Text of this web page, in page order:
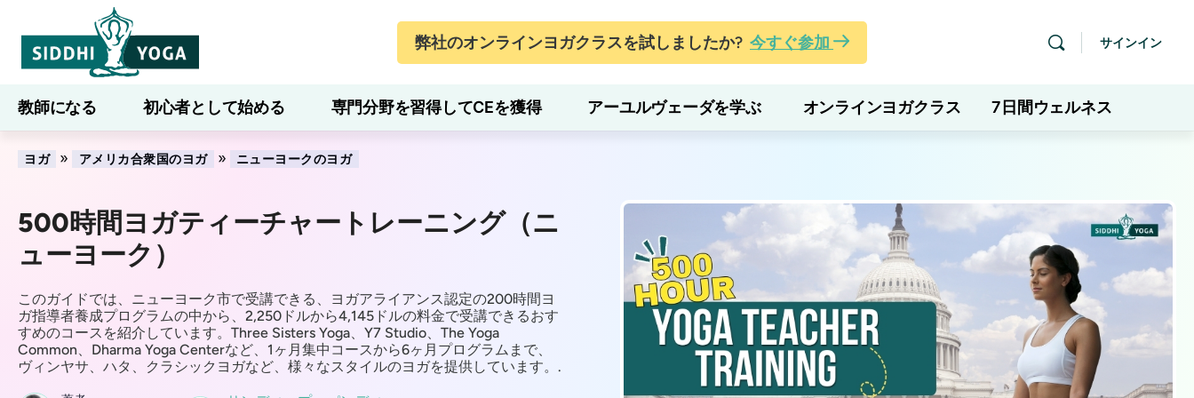
弊社のオンラインヨガクラスを試しましたか? 今すぐ参加 サインイン
教師になる 初心者として始める 専門分野を習得してCEを獲得 アーユルヴェーダを学ぶ オンラインヨガクラス 7日間ウェルネス
ブログ 学ぶ
ヨガ » アメリカ合衆国のヨガ » ニューヨークのヨガ
500時間ヨガティーチャートレーニング（ニ
ューヨーク）
このガイドでは、ニューヨーク市で受講できる、ヨガアライアンス認定の200時間ヨ
ガ指導者養成プログラムの中から、2,250ドルから4,145ドルの料金で受講できるおす
すめのコースを紹介しています。Three Sisters Yoga、Y7 Studio、The Yoga
Common、Dharma Yoga Centerなど、1ヶ月集中コースから6ヶ月プログラムまで、
ヴィンヤサ、ハタ、クラシックヨガなど、様々なスタイルのヨガを提供しています。.